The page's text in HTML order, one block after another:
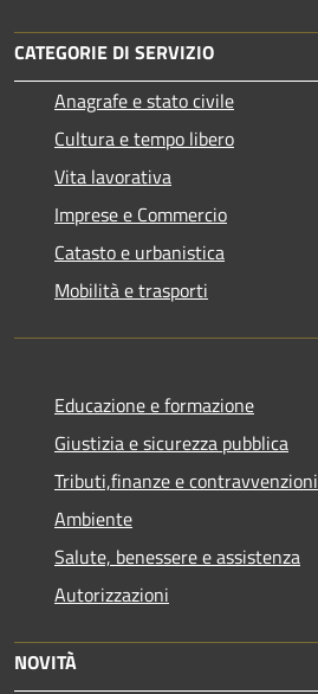
CATEGORIE DI SERVIZIO
Anagrafe e stato civile
Cultura e tempo libero
Vita lavorativa
Imprese e Commercio
Catasto e urbanistica
Mobilità e trasporti
Educazione e formazione
Giustizia e sicurezza pubblica
Tributi,finanze e contravvenzioni
Ambiente
Salute, benessere e assistenza
Autorizzazioni
NOVITÀ